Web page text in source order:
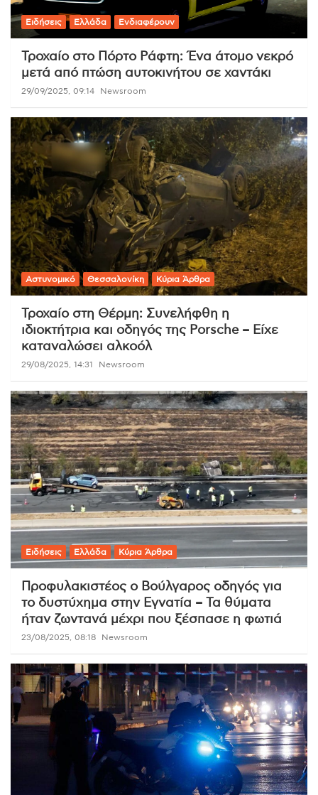
Ειδήσεις Ελλάδα Ενδιαφέρουν
Τροχαίο στο Πόρτο Ράφτη: Ένα άτομο νεκρό
μετά από πτώση αυτοκινήτου σε χαντάκι
29/09/2025, 09:14 Newsroom
Αστυνομικό Θεσσαλονίκη Κύρια Άρθρα
Τροχαίο στη Θέρμη: Συνελήφθη η
ιδιοκτήτρια και οδηγός της Porsche – Είχε
καταναλώσει αλκοόλ
29/08/2025, 14:31 Newsroom
Ειδήσεις Ελλάδα Κύρια Άρθρα
Προφυλακιστέος ο Βούλγαρος οδηγός για
το δυστύχημα στην Εγνατία – Τα θύματα
ήταν ζωντανά μέχρι που ξέσπασε η φωτιά
23/08/2025, 08:18 Newsroom